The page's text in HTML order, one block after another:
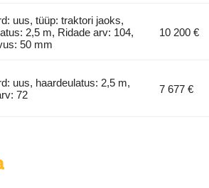
uus, tüüp: traktori jaoks,
2,5 m, Ridade arv: 104,
50 mm
10 200 €
uus, haardeulatus: 2,5 m,
72
7 677 €